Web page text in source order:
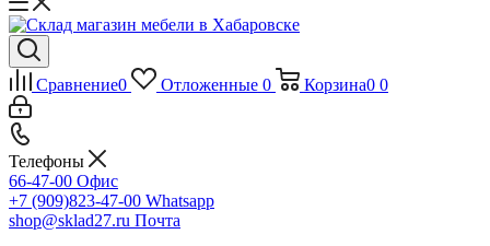
Сравнение0 Отложенные 0 Корзина0 0
Телефоны
66-47-00 Офис
+7 (909)823-47-00 Whatsapp
shop@sklad27.ru Почта